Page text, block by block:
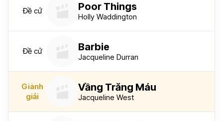
Đề cử Poor Things
Holly Waddington
Đề cử Barbie
Jacqueline Durran
Giành
giải
Vầng Trăng Máu
Jacqueline West